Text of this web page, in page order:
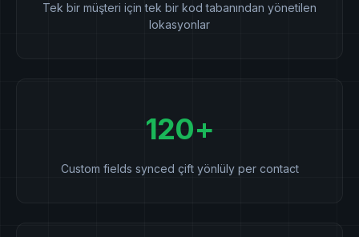
Tek bir müşteri için tek bir kod tabanından yönetilen
lokasyonlar
120+
Custom fields synced çift yönlüly per contact